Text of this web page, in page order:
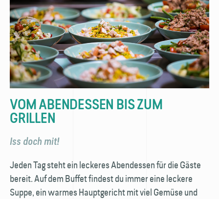
VOM ABEND­ESSEN BIS ZUM
GRILLEN
Iss doch mit!
Jeden Tag steht ein leckeres Abend­essen für die Gäste
bereit. Auf dem Buffet findest du immer eine leckere
Suppe, ein warmes Hauptgericht mit viel Gemüse und